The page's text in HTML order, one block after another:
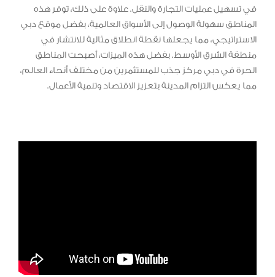
في تسهيل عمليات التجارة والنقل. علاوة على ذلك، توفر هذه
المناطق سهولة الوصول إلى الأسواق العالمية، بفضل موقع دبي
الاستراتيجي، مما يجعلها نقطة انطلاق مثالية للانتشار في
منطقة الشرق الأوسط. بفضل هذه الميزات، أصبحت المناطق
الحرة في دبي مركز جذب للمستثمرين من مختلف أنحاء العالم،
مما يعكس التزام المدينة بتعزيز الاقتصاد وتنمية الأعمال.